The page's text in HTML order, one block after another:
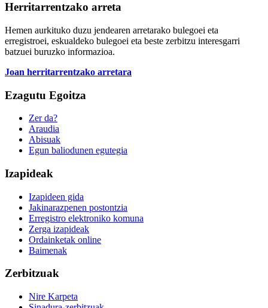
Herritarrentzako arreta
Hemen aurkituko duzu jendearen arretarako bulegoei eta
erregistroei, eskualdeko bulegoei eta beste zerbitzu interesgarri
batzuei buruzko informazioa.
Joan herritarrentzako arretara
Ezagutu Egoitza
Zer da?
Araudia
Abisuak
Egun baliodunen egutegia
Izapideak
Izapideen gida
Jakinarazpenen postontzia
Erregistro elektroniko komuna
Zerga izapideak
Ordainketak online
Baimenak
Zerbitzuak
Nire Karpeta